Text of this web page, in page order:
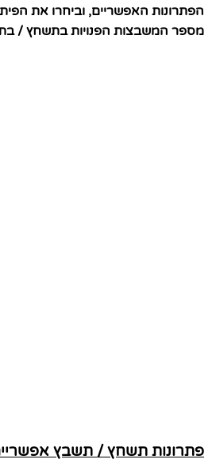
הפתרונות האפשריים, וביחרו את
מספר המשבצות הפנויות בתשחץ /
פתרונות תשחץ / תשבץ